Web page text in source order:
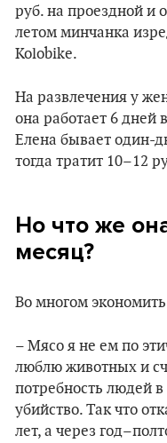
руб. на проездной и
летом минчанка
Kolobike.
На развлечения у
она работает 6 дней
Елена бывает один-
тогда тратит 10–12
Но что же
месяц?
Во многом
– Мясо я не ем по
люблю животных и
потребность людей
убийство. Так что
лет, а через